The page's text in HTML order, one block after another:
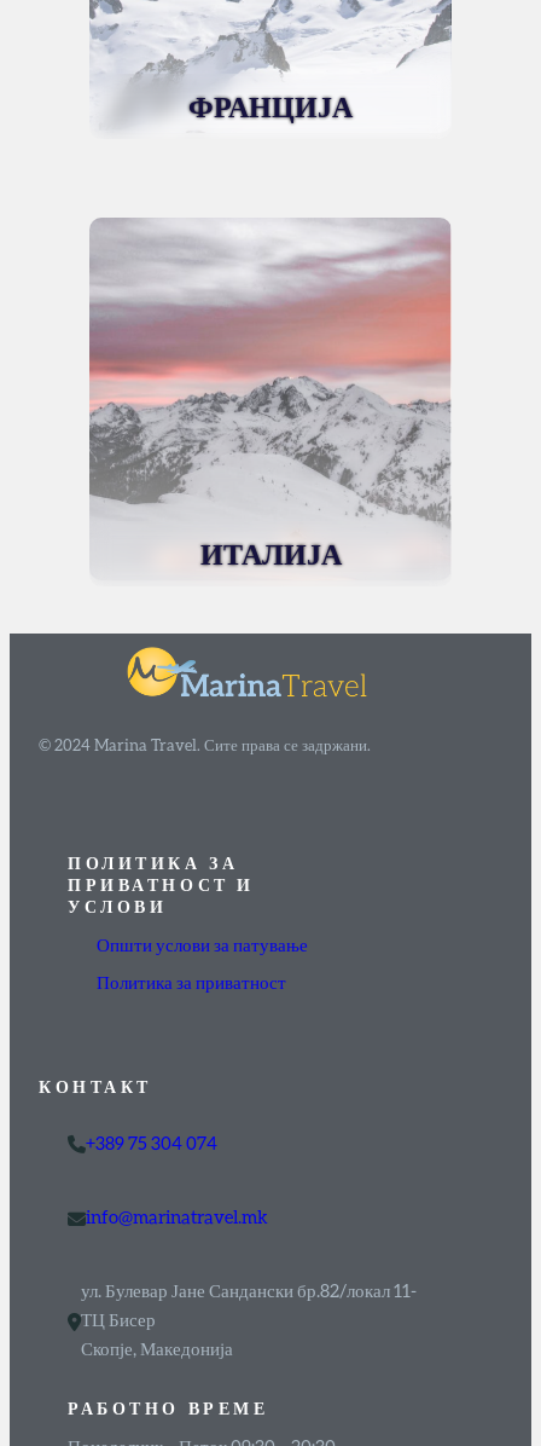
ФРАНЦИЈА
ИТАЛИЈА
© 2024 Marina Travel. Сите права се задржани.
ПОЛИТИКА ЗА
ПРИВАТНОСТ И
УСЛОВИ
Општи услови за патување
Политика за приватност
КОНТАКТ
+389 75 304 074
info@marinatravel.mk
ул. Булевар Јане Сандански бр.82/локал 11-
ТЦ Бисер
Скопје, Македонија
РАБОТНО ВРЕМЕ